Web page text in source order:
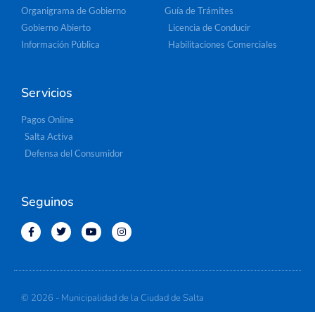
Organigrama de Gobierno
Gobierno Abierto
Información Pública
Guía de Trámites
Licencia de Conducir
Habilitaciones Comerciales
Servicios
Pagos Online
Salta Activa
Defensa del Consumidor
Seguinos
© 2026 - Municipalidad de la Ciudad de Salta